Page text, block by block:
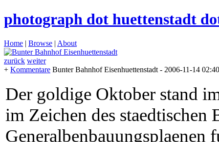
photograph dot huettenstadt
Home | Browse | About
zurück weiter
+ Kommentare Bunter Bahnhof Eisenhuettenstadt - 2006-11-14
Der goldige Oktober stand
im Zeichen des staedtischen
Generalbenbauungsplaenen